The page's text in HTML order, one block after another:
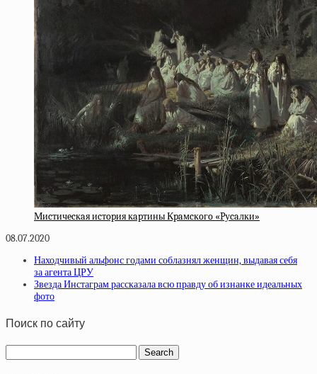
Миcтичecкaя иcтopия кapтины Кpaмcкoгo «Pуcaлки»
08.07.2020
Находчивый альфонс годами соблазнял женщин, выдавая себя
за агента ЦРУ
Звезда Инстаграм рассказала всю правду об изнанке идеальных
фото
Поиск по сайту